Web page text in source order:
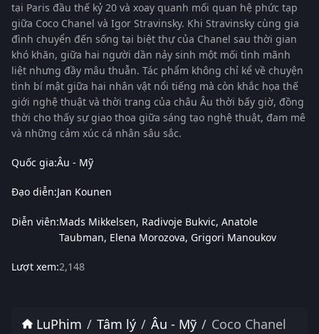
tại Paris đầu thế kỷ 20 và xoay quanh mối quan hệ phức tạp
giữa Coco Chanel và Igor Stravinsky. Khi Stravinsky cùng gia
đình chuyển đến sống tại biệt thự của Chanel sau thời gian
khó khăn, giữa hai người dần nảy sinh một mối tình mãnh
liệt nhưng đầy mâu thuẫn. Tác phẩm không chỉ kể về chuyện
tình bí mật giữa hai nhân vật nổi tiếng mà còn khắc họa thế
giới nghệ thuật và thời trang của châu Âu thời bấy giờ, đồng
thời cho thấy sự giao thoa giữa sáng tạo nghệ thuật, đam mê
và những cảm xúc cá nhân sâu sắc.
Quốc gia:Âu - Mỹ
Đạo diễn:Jan Kounen
Diễn viên:Mads Mikkelsen Radivoje Bukvic Anatole
Taubman Elena Morozova Grigori Manoukov
Lượt xem:2,148
LuPhim Tâm lý Âu - Mỹ
Coco Chanel